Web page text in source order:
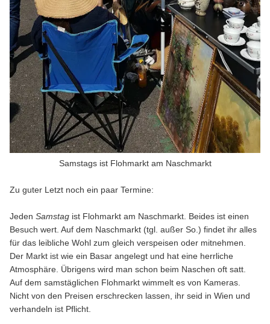
Samstags ist Flohmarkt am Naschmarkt
Zu guter Letzt noch ein paar Termine:
Jeden Samstag ist Flohmarkt am Naschmarkt. Beides ist einen
Besuch wert. Auf dem Naschmarkt (tgl. außer So.) findet ihr alles
für das leibliche Wohl zum gleich verspeisen oder mitnehmen.
Der Markt ist wie ein Basar angelegt und hat eine herrliche
Atmosphäre. Übrigens wird man schon beim Naschen oft satt.
Auf dem samstäglichen Flohmarkt wimmelt es von Kameras.
Nicht von den Preisen erschrecken lassen, ihr seid in Wien und
verhandeln ist Pflicht.